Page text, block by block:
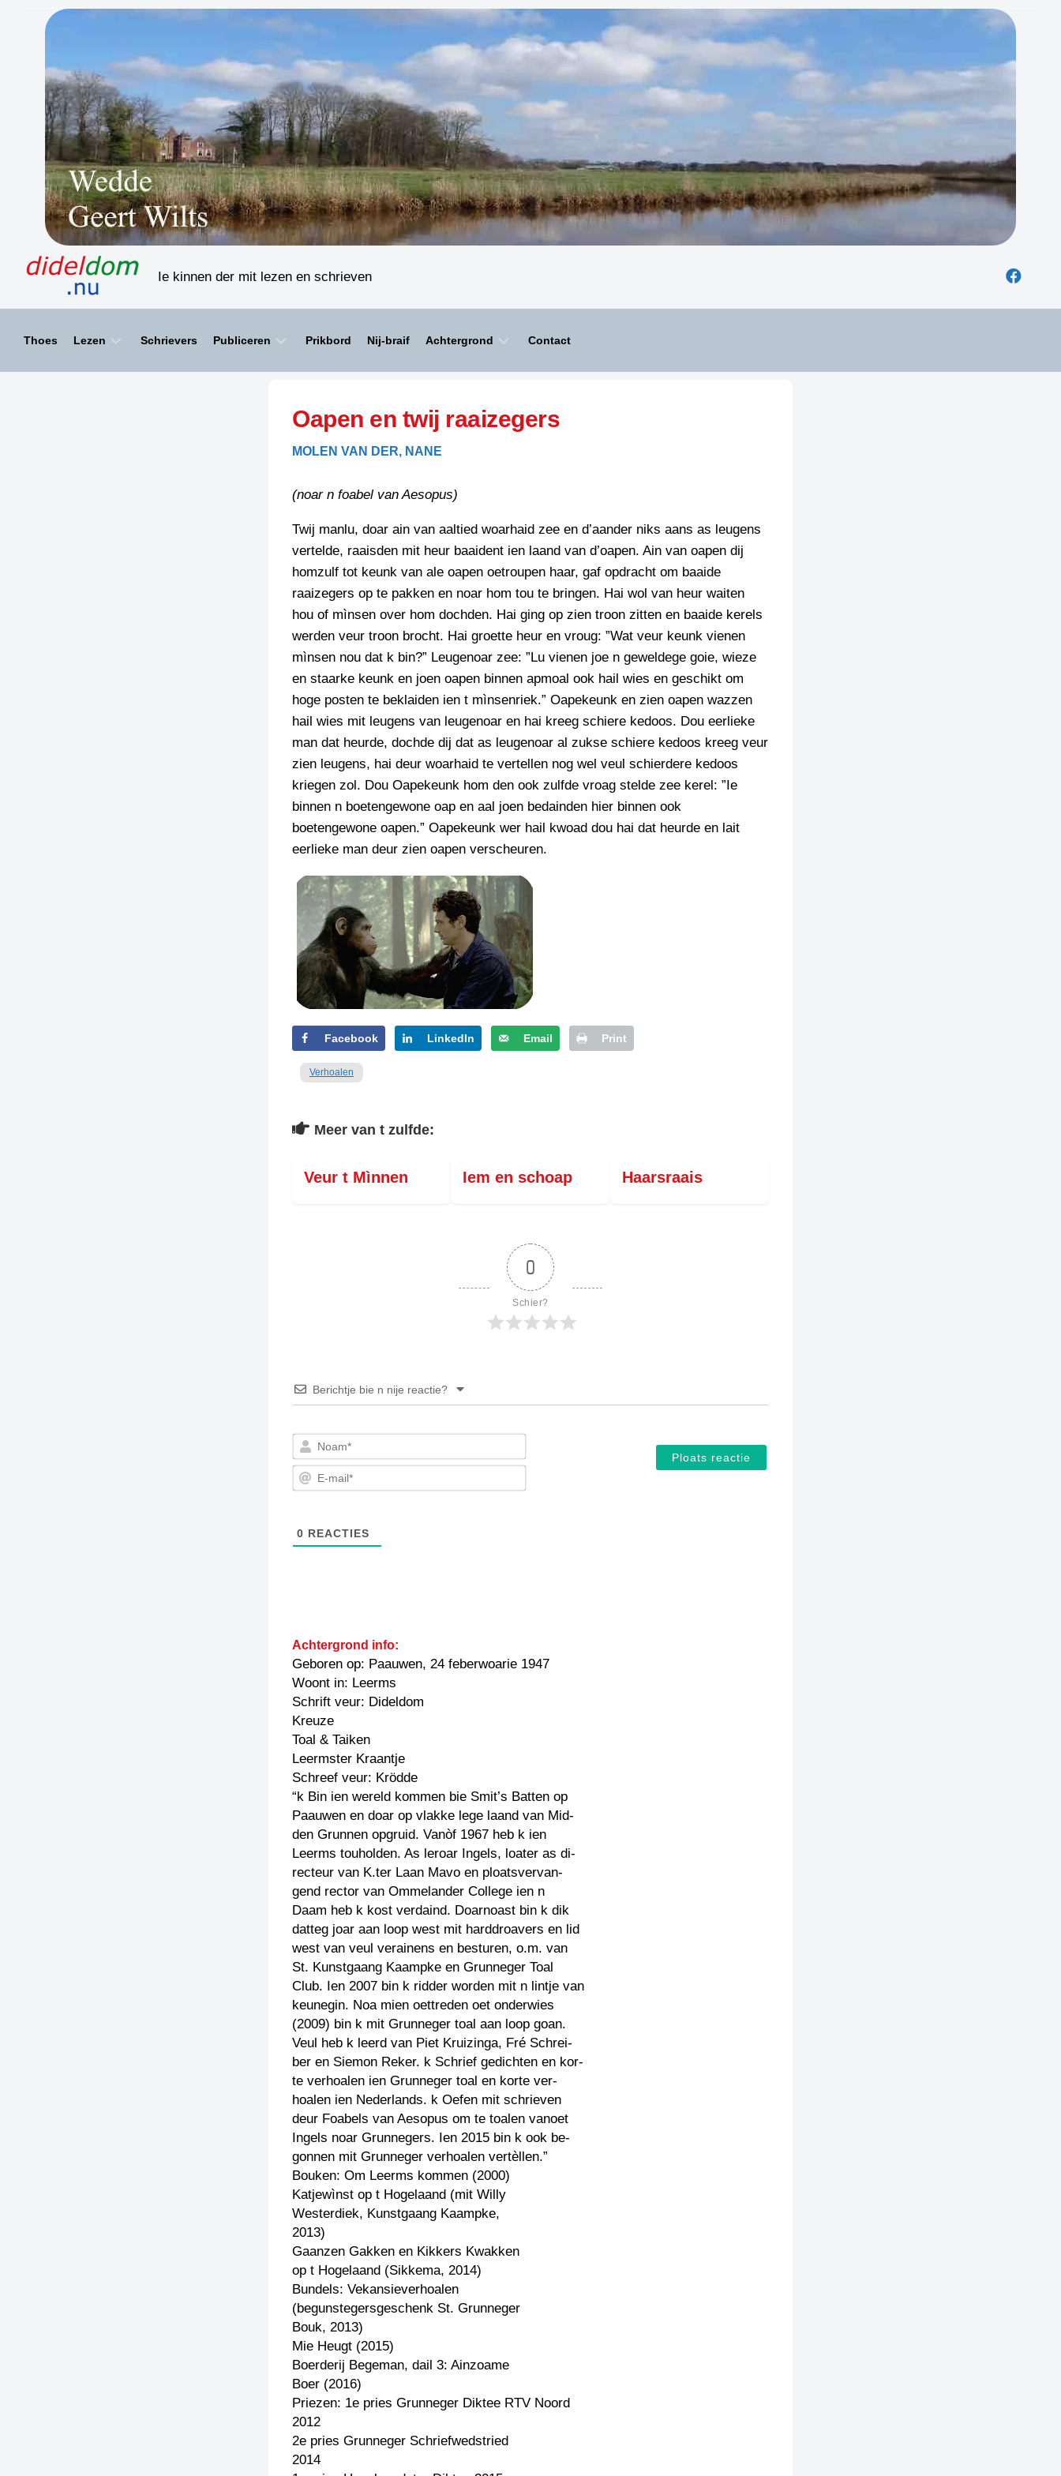
Ie kinnen der mit lezen en schrieven
Thoes Lezen
HAIKU’S
LIMERICKS
LUUSTERN
SCHRIEFWEDSTRIED
INZENDENS
PERSBERICHT
SCHRIEFWEDSTRIED
FLYER
INZENDENS
JURYRAPPORT
FOTO’S
SCHRIEFWEDSTRIED
SCHRIEFWEDSTRIED
2026
STRIPS
TIEDSCHRIFT
TENEEL
BIENOAMEN
LEGENDEN
RECEPTEN
SPREUKEN
VEURDRACHTEN
Schrievers Publiceren
SPELLENSCONTROLE
SCHRIEFREGELS
Prikbord Nij-braif Achtergrond
KREUZE
PAZZIPANTEN
Contact
Oapen en twij raaizegers
MOLEN VAN DER, NANE
(noar n foabel van Aesopus)
Twij manlu, doar ain van aaltied woarhaid zee en d’aander niks aans as leugens
vertelde, raaisden mit heur baaident ien laand van d’oapen. Ain van oapen dij
homzulf tot keunk van ale oapen oetroupen haar, gaf opdracht om baaide
raaizegers op te pakken en noar hom tou te bringen. Hai wol van heur waiten
hou of mìnsen over hom dochden. Hai ging op zien troon zitten en baaide kerels
werden veur troon brocht. Hai groette heur en vroug: ”Wat veur keunk vienen
mìnsen nou dat k bin?” Leugenoar zee: ”Lu vienen joe n geweldege goie, wieze
en staarke keunk en joen oapen binnen apmoal ook hail wies en geschikt om
hoge posten te beklaiden ien t mìnsenriek.” Oapekeunk en zien oapen wazzen
hail wies mit leugens van leugenoar en hai kreeg schiere kedoos. Dou eerlieke
man dat heurde, dochde dij dat as leugenoar al zukse schiere kedoos kreeg veur
zien leugens, hai deur woarhaid te vertellen nog wel veul schierdere kedoos
kriegen zol. Dou Oapekeunk hom den ook zulfde vroag stelde zee kerel: ”Ie
binnen n boetengewone oap en aal joen bedainden hier binnen ook
boetengewone oapen.” Oapekeunk wer hail kwoad dou hai dat heurde en lait
eerlieke man deur zien oapen verscheuren.
Facebook LinkedIn Email Print
Verhoalen
Meer van t zulfde:
Veur t Mìnnen Iem en schoap Haarsraais
0
Schier?
Berichtje bie n nije reactie?
Noam*
E-
0 REACTIES
Achtergrond info:
Geboren op: Paauwen, 24 feberwoarie 1947
Woont in: Leerms
Schrift veur: Dideldom
Kreuze
Toal & Taiken
Leermster Kraantje
Schreef veur: Krödde
“k Bin ien wereld kommen bie Smit’s Batten op
Paauwen en doar op vlakke lege laand van Mid-
den Grunnen opgruid. Vanòf 1967 heb k ien
Leerms touholden. As leroar Ingels, loater as di-
recteur van K.ter Laan Mavo en ploatsvervan-
gend rector van Ommelander College ien n
Daam heb k kost verdaind. Doarnoast bin k dik
datteg joar aan loop west mit harddroavers en lid
west van veul verainens en besturen, o.m. van
St. Kunstgaang Kaampke en Grunneger Toal
Club. Ien 2007 bin k ridder worden mit n lintje van
keunegin. Noa mien oettreden oet onderwies
(2009) bin k mit Grunneger toal aan loop goan.
Veul heb k leerd van Piet Kruizinga, Fré Schrei-
ber en Siemon Reker. k Schrief gedichten en kor-
te verhoalen ien Grunneger toal en korte ver-
hoalen ien Nederlands. k Oefen mit schrieven
deur Foabels van Aesopus om te toalen vanoet
Ingels noar Grunnegers. Ien 2015 bin k ook be-
gonnen mit Grunneger verhoalen vertèllen.”
Bouken: Om Leerms kommen (2000)
Katjewìnst op t Hogelaand (mit Willy
Westerdiek, Kunstgaang Kaampke,
2013)
Gaanzen Gakken en Kikkers Kwakken
op t Hogelaand (Sikkema, 2014)
Bundels: Vekansieverhoalen
(begunstegersgeschenk St. Grunneger
Bouk, 2013)
Mie Heugt (2015)
Boerderij Begeman, dail 3: Ainzoame
Boer (2016)
Priezen: 1e pries Grunneger Diktee RTV Noord
2012
2e pries Grunneger Schriefwedstried
2014